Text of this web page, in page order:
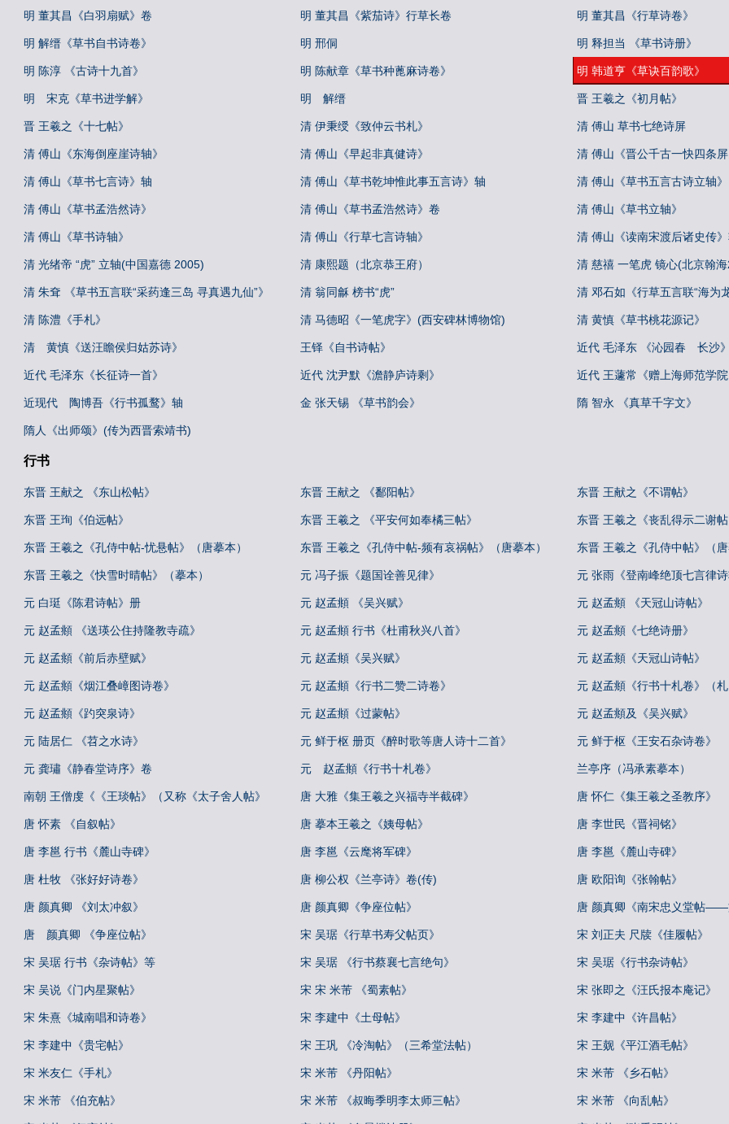
明 董其昌《白羽扇赋》卷 明 董其昌《紫茄诗》行草长卷 明 董其昌《行草诗卷》
明 解缙《草书自书诗卷》 明 邢侗 明 释担当 《草书诗册》
明 陈淳 《古诗十九首》 明 陈献章《草书种蓖麻诗卷》 明 韩道亨《草诀百韵歌》
明 宋克《草书进学解》 明 解缙 晋 王羲之《初月帖》
晋 王羲之《十七帖》 清 伊秉绶《致仲云书札》 清 傅山 草书七绝诗屏
清 傅山《东海倒座崖诗轴》 清 傅山《早起非真健诗》 清 傅山《晋公千古一快四条
清 傅山《草书七言诗》轴 清 傅山《草书乾坤惟此事五言诗》轴 清 傅山《草书五言古诗立轴》
清 傅山《草书孟浩然诗》 清 傅山《草书孟浩然诗》卷 清 傅山《草书立轴》
清 傅山《草书诗轴》 清 傅山《行草七言诗轴》 清 傅山《读南宋渡后诸史传
清 光绪帝 “虎” 立轴(中国嘉德 2005) 清 康熙题（北京恭王府） 清 慈禧 一笔虎 镜心(北京翰
清 朱耷 《草书五言联“采药逢三岛 寻真遇九仙”》 清 翁同龢 榜书“虎” 清 邓石如《行草五言联“海为
清 陈澧《手札》 清 马德昭《一笔虎字》(西安碑林博物馆) 清 黄慎《草书桃花源记》
清 黄慎《送汪瞻侯归姑苏诗》 王铎《自书诗帖》 近代 毛泽东 《沁园春 长沙
近代 毛泽东《长征诗一首》 近代 沈尹默《澹静庐诗剩》 近代 王蘧常《赠上海师范学
近现代 陶博吾《行书孤鹜》轴 金 张天锡 《草书韵会》 隋 智永 《真草千字文》
隋人《出师颂》(传为西晋索靖书)
行书
东晋 王献之 《东山松帖》 东晋 王献之 《鄱阳帖》 东晋 王献之《不谓帖》
东晋 王珣《伯远帖》 东晋 王羲之 《平安何如奉橘三帖》 东晋 王羲之《丧乱得示二谢
东晋 王羲之《孔侍中帖-忧悬帖》（唐摹本） 东晋 王羲之《孔侍中帖-频有哀祸帖》（唐摹本） 东晋 王羲之《孔侍中帖》（
东晋 王羲之《快雪时晴帖》（摹本） 元 冯子振《题国诠善见律》 元 张雨《登南峰绝顶七言律
元 白珽《陈君诗帖》册 元 赵孟頫 《吴兴赋》 元 赵孟頫 《天冠山诗帖》
元 赵孟頫 《送瑛公住持隆教寺疏》 元 赵孟頫 行书《杜甫秋兴八首》 元 赵孟頫《七绝诗册》
元 赵孟頫《前后赤壁赋》 元 赵孟頫《吴兴赋》 元 赵孟頫《天冠山诗帖》
元 赵孟頫《烟江叠嶂图诗卷》 元 赵孟頫《行书二赞二诗卷》 元 赵孟頫《行书十札卷》（
元 赵孟頫《趵突泉诗》 元 赵孟頫《过蒙帖》 元 赵孟頫及《吴兴赋》
元 陆居仁 《苕之水诗》 元 鲜于枢 册页《醉时歌等唐人诗十二首》 元 鲜于枢《王安石杂诗卷》
元 龚璛《静春堂诗序》卷 元 赵孟頫《行书十札卷》 兰亭序（冯承素摹本）
南朝 王僧虔《《王琰帖》（又称《太子舍人帖》 唐 大雅《集王羲之兴福寺半截碑》 唐 怀仁《集王羲之圣教序》
唐 怀素 《自叙帖》 唐 摹本王羲之《姨母帖》 唐 李世民《晋祠铭》
唐 李邕 行书《麓山寺碑》 唐 李邕《云麾将军碑》 唐 李邕《麓山寺碑》
唐 杜牧 《张好好诗卷》 唐 柳公权《兰亭诗》卷(传) 唐 欧阳询《张翰帖》
唐 颜真卿 《刘太冲叙》 唐 颜真卿《争座位帖》 唐 颜真卿《南宋忠义堂帖
唐 颜真卿 《争座位帖》 宋 吴琚《行草书寿父帖页》 宋 刘正夫 尺牍《佳履帖》
宋 吴琚 行书《杂诗帖》等 宋 吴琚 《行书蔡襄七言绝句》 宋 吴琚《行书杂诗帖》
宋 吴说《门内星聚帖》 宋 宋 米芾 《蜀素帖》 宋 张即之《汪氏报本庵记》
宋 朱熹《城南唱和诗卷》 宋 李建中《土母帖》 宋 李建中《许昌帖》
宋 李建中《贵宅帖》 宋 王巩 《冷淘帖》（三希堂法帖） 宋 王觌《平江酒毛帖》
宋 米友仁《手札》 宋 米芾 《丹阳帖》 宋 米芾 《乡石帖》
宋 米芾 《伯充帖》 宋 米芾 《叔晦季明李太师三帖》 宋 米芾 《向乱帖》